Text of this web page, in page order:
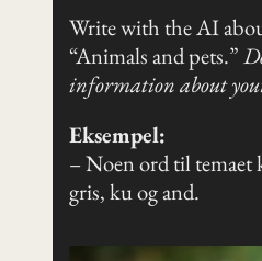
Write with the AI
“Animals and pets.”
information about
Eksempel:
– Noen ord til temaet
gris, ku og and.